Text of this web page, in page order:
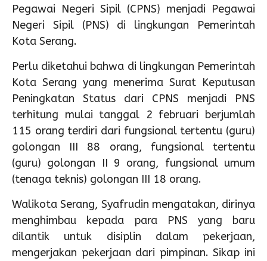
Pegawai Negeri Sipil (CPNS) menjadi Pegawai
Negeri Sipil (PNS) di lingkungan Pemerintah
Kota Serang.
Perlu diketahui bahwa di lingkungan Pemerintah
Kota Serang yang menerima Surat Keputusan
Peningkatan Status dari CPNS menjadi PNS
terhitung mulai tanggal 2 februari berjumlah
115 orang terdiri dari fungsional tertentu (guru)
golongan III 88 orang, fungsional tertentu
(guru) golongan II 9 orang, fungsional umum
(tenaga teknis) golongan III 18 orang.
Walikota Serang, Syafrudin mengatakan, dirinya
menghimbau kepada para PNS yang baru
dilantik untuk disiplin dalam pekerjaan,
mengerjakan pekerjaan dari pimpinan. Sikap ini